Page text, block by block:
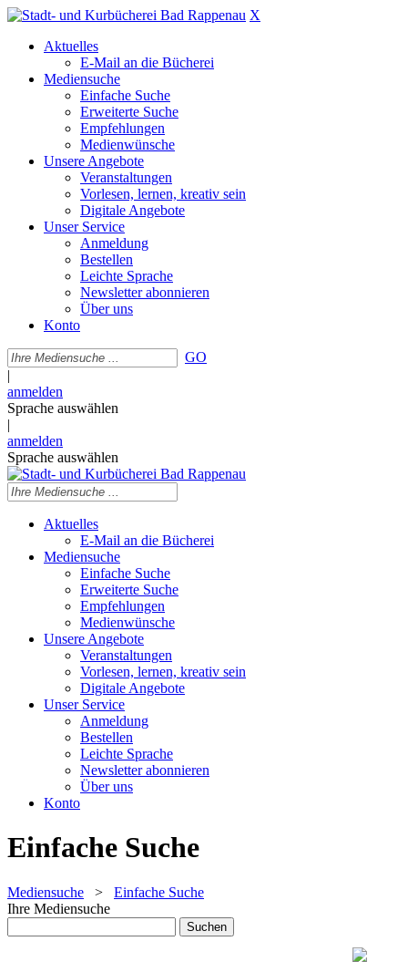
X
Aktuelles
E-Mail an die Bücherei
Mediensuche
Einfache Suche
Erweiterte Suche
Empfehlungen
Medienwünsche
Unsere Angebote
Veranstaltungen
Vorlesen, lernen, kreativ sein
Digitale Angebote
Unser Service
Anmeldung
Bestellen
Leichte Sprache
Newsletter abonnieren
Über uns
Konto
GO
|
anmelden
Sprache auswählen
|
anmelden
Sprache auswählen
Aktuelles
E-Mail an die Bücherei
Mediensuche
Einfache Suche
Erweiterte Suche
Empfehlungen
Medienwünsche
Unsere Angebote
Veranstaltungen
Vorlesen, lernen, kreativ sein
Digitale Angebote
Unser Service
Anmeldung
Bestellen
Leichte Sprache
Newsletter abonnieren
Über uns
Konto
Einfache Suche
Mediensuche > Einfache Suche
Ihre Mediensuche